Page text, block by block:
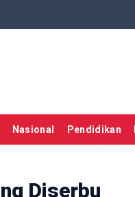
Nasional Pendidikan
Diserbu